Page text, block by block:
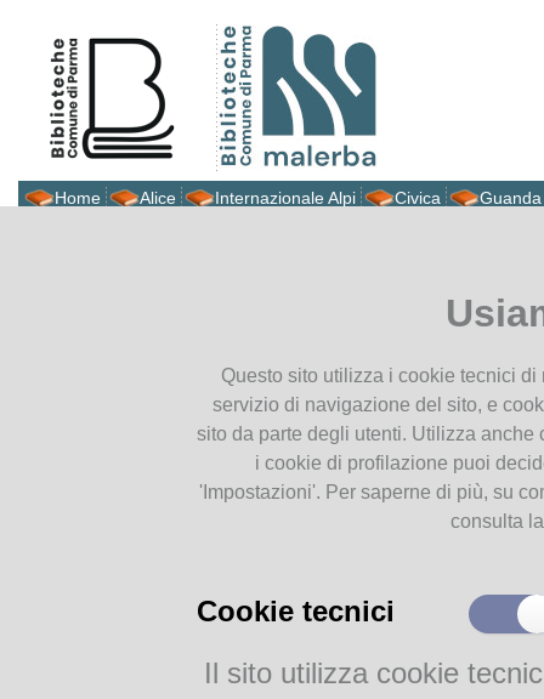
Home Alice Internazionale Alpi Civica Guanda
Questo sito utilizza i cookie tecnici
servizio di navigazione del sito, e
sito da parte degli utenti. Utilizza
i cookie di profilazione puoi
'Impostazioni'. Per saperne di più, su
consulta
Cookie tecnici
Il sito utilizza cookie